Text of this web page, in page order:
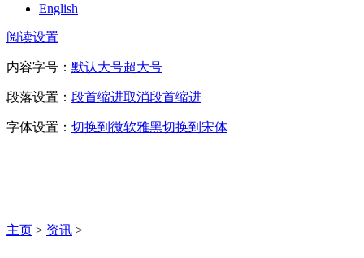
English
阅读设置
内容字号： 默认大号超大号
段落设置： 段首缩进取消段首缩进
字体设置： 切换到微软雅黑切换到宋体
主页 > 资讯 >